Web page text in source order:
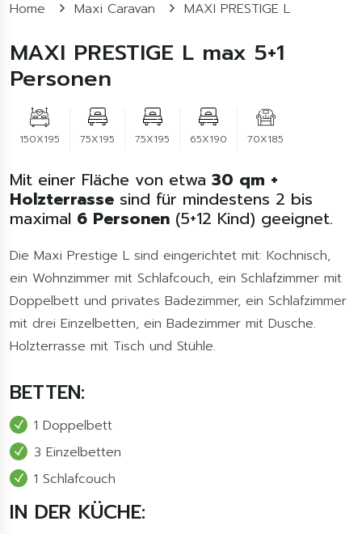
Home Maxi Caravan MAXI PRESTIGE L
MAXI PRESTIGE L max 5+1
Personen
150X195 75X195 75X195 65X190 70X185
Mit einer Fläche von etwa 30 qm +
Holzterrasse sind für mindestens 2 bis
maximal 6 Personen (5+12 Kind) geeignet.
Die Maxi Prestige L sind eingerichtet mit: Kochnisch,
ein Wohnzimmer mit Schlafcouch, ein Schlafzimmer mit
Doppelbett und privates Badezimmer, ein Schlafzimmer
mit drei Einzelbetten, ein Badezimmer mit Dusche.
Holzterrasse mit Tisch und Stühle.
BETTEN:
1 Doppelbett
3 Einzelbetten
1 Schlafcouch
IN DER KÜCHE: